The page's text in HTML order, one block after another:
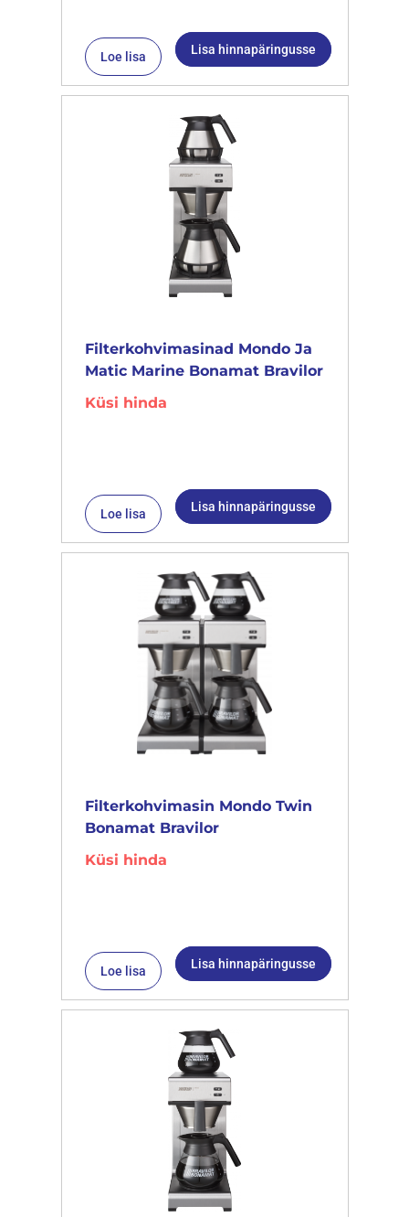
Loe lisa Lisa hinnapäringusse
Filterkohvimasinad Mondo Ja
Matic Marine Bonamat Bravilor
Küsi hinda
Loe lisa Lisa hinnapäringusse
Filterkohvimasin Mondo Twin
Bonamat Bravilor
Küsi hinda
Loe lisa Lisa hinnapäringusse